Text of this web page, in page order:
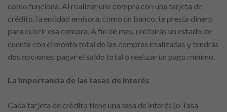
cómo funciona. Al realizar una compra con una tarjeta de
crédito, la entidad emisora, como un banco, te presta dinero
para cubrir esa compra. A fin de mes, recibirás un estado de
cuenta con el monto total de las compras realizadas y tendrás
dos opciones: pagar el saldo total o realizar un pago mínimo.
La importancia de las tasas de interés
Cada tarjeta de crédito tiene una tasa de interés (o Tasa